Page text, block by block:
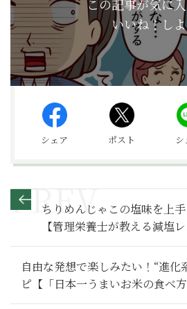
この記事が気に
いいね！しよ
シェア ポスト
ちりめんじゃこの塩味を上
【管理栄養士が教える減塩レ
自由な発想で楽しみたい！“進化
ピ【「日本一うまいお米の食べ方